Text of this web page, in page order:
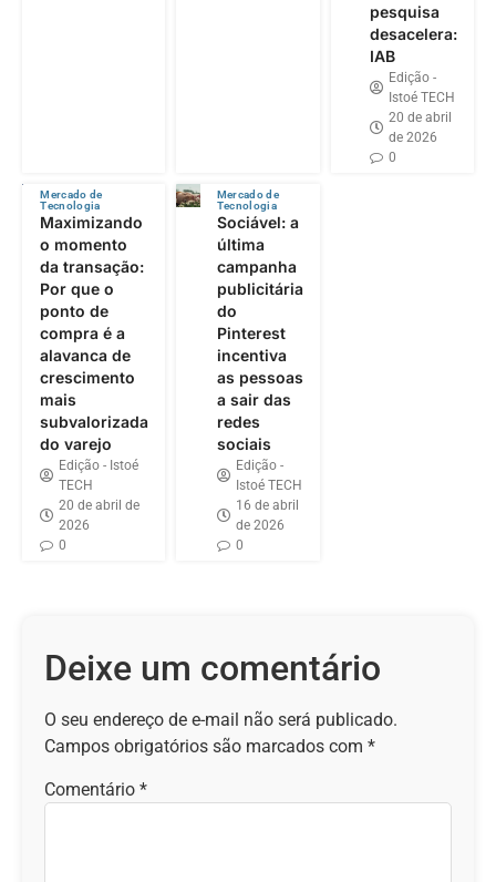
pesquisa
desacelera:
IAB
Edição -
Istoé TECH
20 de abril
de 2026
0
Mercado de
Tecnologia
Maximizando
o momento
da transação:
Por que o
ponto de
compra é a
alavanca de
crescimento
mais
subvalorizada
do varejo
Edição - Istoé
TECH
20 de abril de
2026
0
Mercado de
Tecnologia
Sociável: a
última
campanha
publicitária
do
Pinterest
incentiva
as pessoas
a sair das
redes
sociais
Edição -
Istoé TECH
16 de abril
de 2026
0
Deixe um comentário
O seu endereço de e-mail não será publicado.
Campos obrigatórios são marcados com *
Comentário *